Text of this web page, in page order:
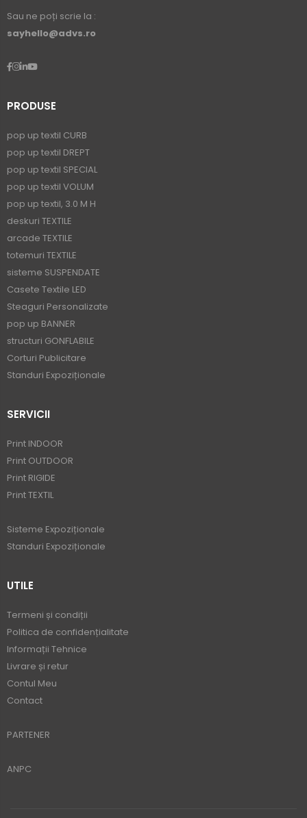
Sau ne poți scrie la :
sayhello@advs.ro
PRODUSE
pop up textil CURB
pop up textil DREPT
pop up textil SPECIAL
pop up textil VOLUM
pop up textil, 3.0 M H
deskuri TEXTILE
arcade TEXTILE
totemuri TEXTILE
sisteme SUSPENDATE
Casete Textile LED
Steaguri Personalizate
pop up BANNER
structuri GONFLABILE
Corturi Publicitare
Standuri Expoziționale
SERVICII
Print INDOOR
Print OUTDOOR
Print RIGIDE
Print TEXTIL
Sisteme Expoziționale
Standuri Expoziționale
UTILE
Termeni și condiții
Politica de confidențialitate
Informații Tehnice
Livrare și retur
Contul Meu
Contact
PARTENER
ANPC